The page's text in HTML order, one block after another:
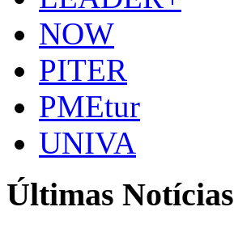
NOW
PITER
PMEtur
UNIVA
Últimas Notícias